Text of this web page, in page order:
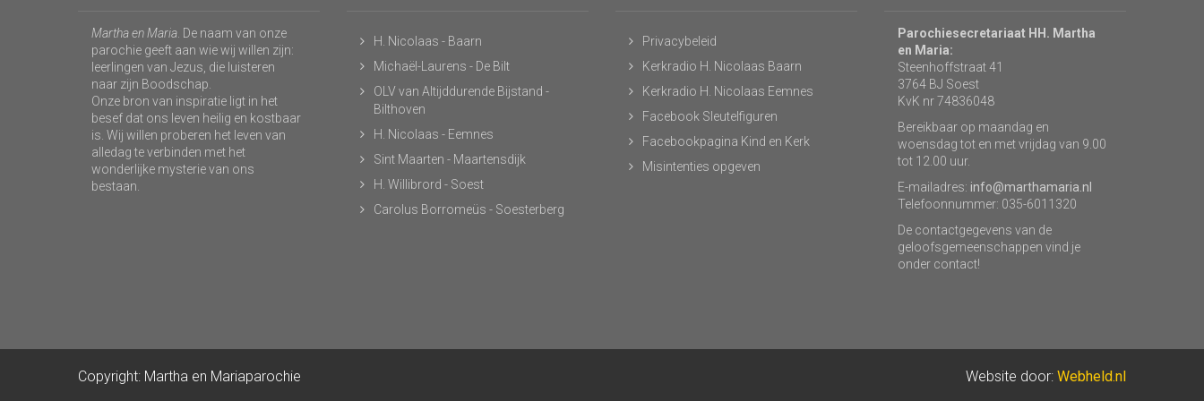
Martha en Maria . De naam van onze
parochie geeft aan wie wij willen zijn:
leerlingen van Jezus, die luisteren
naar zijn Boodschap.
Onze bron van inspiratie ligt in het
besef dat ons leven heilig en kostbaar
is. Wij willen proberen het leven van
alledag te verbinden met het
wonderlijke mysterie van ons
bestaan.
H. Nicolaas - Baarn
Michaël-Laurens - De Bilt
OLV van Altijddurende Bijstand -
Bilthoven
H. Nicolaas - Eemnes
Sint Maarten - Maartensdijk
H. Willibrord - Soest
Carolus Borromeüs - Soesterberg
Privacybeleid
Kerkradio H. Nicolaas Baarn
Kerkradio H. Nicolaas Eemnes
Facebook Sleutelfiguren
Facebookpagina Kind en Kerk
Misintenties opgeven
Parochiesecretariaat HH. Martha
en Maria:
Steenhoffstraat 41
3764 BJ Soest
KvK nr 74836048
Bereikbaar op maandag en
woensdag tot en met vrijdag van 9.00
tot 12.00 uur.
E-mailadres: info@marthamaria.nl
Telefoonnummer: 035-6011320
De contactgegevens van de
geloofsgemeenschappen vind je
onder contact!
Copyright: Martha en Mariaparochie Website door: Webheld.nl